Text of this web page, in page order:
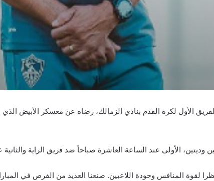
الأول لكرة القدم بنادي الزمالك، رضاه عن معسكر الأبيض
وديتين، الأولى عند الساعة العاشرة صباحاً ضد فريق الراية
نظرا لقوة المنافس وجودة اللاعبين. صنعنا العديد من الفرص في